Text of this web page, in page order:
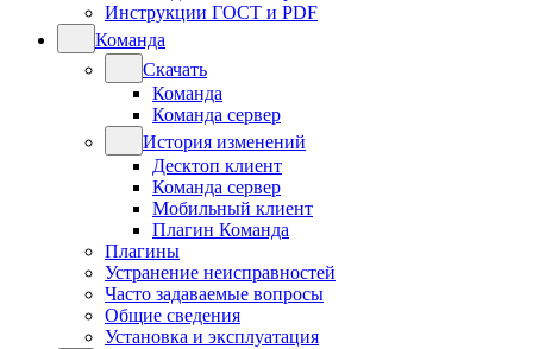
Инструкции ГОСТ и PDF
Команда
Скачать
Команда
Команда сервер
История изменений
Десктоп клиент
Команда сервер
Мобильный клиент
Плагин Команда
Плагины
Устранение неисправностей
Часто задаваемые вопросы
Общие сведения
Установка и эксплуатация